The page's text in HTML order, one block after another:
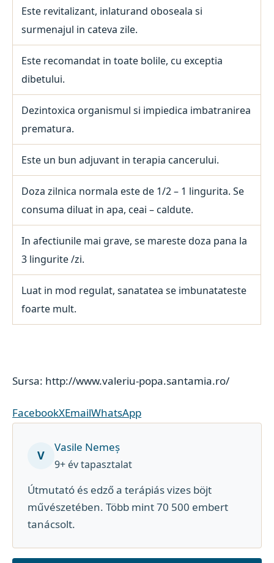
Este revitalizant, inlaturand oboseala si
surmenajul in cateva zile.
Este recomandat in toate bolile, cu exceptia
dibetului.
Dezintoxica organismul si impiedica imbatranirea
prematura.
Este un bun adjuvant in terapia cancerului.
Doza zilnica normala este de 1/2 – 1 lingurita. Se
consuma diluat in apa, ceai – caldute.
In afectiunile mai grave, se mareste doza pana la
3 lingurite /zi.
Luat in mod regulat, sanatatea se imbunatateste
foarte mult.
Sursa: http://www.valeriu-popa.santamia.ro/
FacebookXEmailWhatsApp
V
Vasile Nemeș
9+ év tapasztalat
Útmutató és edző a terápiás vizes böjt
művészetében. Több mint 70 500 embert
tanácsolt.